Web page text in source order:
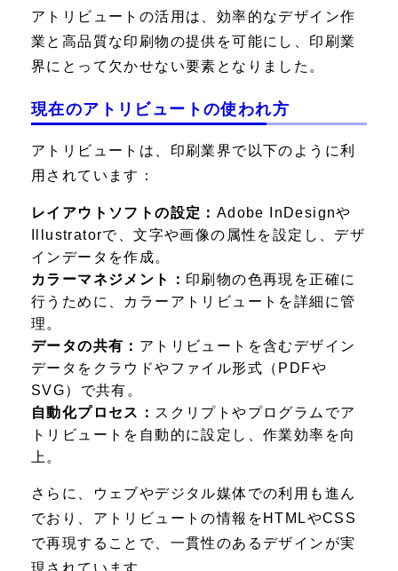
アトリビュートの活用は、効率的なデザイン作
業と高品質な印刷物の提供を可能にし、印刷業
界にとって欠かせない要素となりました。
現在のアトリビュートの使われ方
アトリビュートは、印刷業界で以下のように利
用されています：
レイアウトソフトの設定： Adobe InDesignや
Illustratorで、文字や画像の属性を設定し、デザ
インデータを作成。
カラーマネジメント： 印刷物の色再現を正確に
行うために、カラーアトリビュートを詳細に管
理。
データの共有： アトリビュートを含むデザイン
データをクラウドやファイル形式（PDFや
SVG）で共有。
自動化プロセス： スクリプトやプログラムでア
トリビュートを自動的に設定し、作業効率を向
上。
さらに、ウェブやデジタル媒体での利用も進ん
でおり、アトリビュートの情報をHTMLやCSS
で再現することで、一貫性のあるデザインが実
現されています。